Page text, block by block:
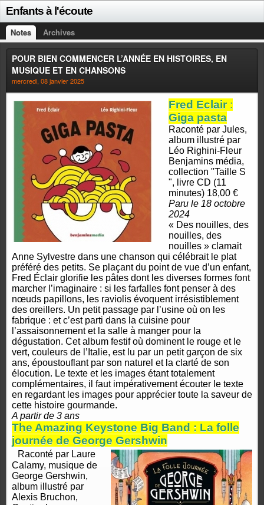
Enfants à l'écoute
Notes Archives
POUR BIEN COMMENCER L’ANNÉE EN HISTOIRES, EN
MUSIQUE ET EN CHANSONS
mercredi, 08 janvier 2025
Fred Eclair :
Giga pasta
Raconté par Jules,
album illustré par
Léo Righini-Fleur
Benjamins média,
collection "Taille S
", livre CD (11
minutes) 18,00 €
Paru le 18 octobre
2024
« Des nouilles, des
nouilles, des
nouilles » clamait
Anne Sylvestre dans une chanson qui célébrait le plat
préféré des petits. Se plaçant du point de vue d’un enfant,
Fred Éclair glorifie les pâtes dont les diverses formes font
marcher l’imaginaire : si les farfalles font penser à des
nœuds papillons, les raviolis évoquent irrésistiblement
des oreillers. Un petit passage par l’usine où on les
fabrique : et c’est parti dans la cuisine pour
l’assaisonnement et la salle à manger pour la
dégustation. Cet album festif où dominent le rouge et le
vert, couleurs de l’Italie, est lu par un petit garçon de six
ans, époustouflant par son naturel et la clarté de son
élocution. Le texte et les images étant totalement
complémentaires, il faut impérativement écouter le texte
en regardant les images pour apprécier toute la saveur de
cette histoire gourmande.
A partir de 3 ans
The Amazing Keystone Big Band : La folle
journée de George Gershwin
Raconté par Laure
Calamy, musique de
George Gershwin,
album illustré par
Alexis Bruchon,